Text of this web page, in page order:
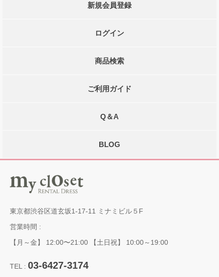
新規会員登録
ログイン
商品検索
ご利用ガイド
Q＆A
BLOG
東京都渋谷区道玄坂1-17-11 ミナミビル５F
営業時間 :
【月～金】 12:00〜21:00 【土日祝】 10:00～19:00
TEL : 03-6427-3174